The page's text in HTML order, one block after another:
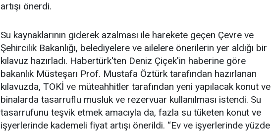
artışı önerdi.
Su kaynaklarının giderek azalması ile harekete geçen Çevre ve
Şehircilik Bakanlığı, belediyelere ve ailelere önerilerin yer aldığı bir
kılavuz hazırladı. Habertürk'ten Deniz Çiçek'in haberine göre
bakanlık Müsteşarı Prof. Mustafa Öztürk tarafından hazırlanan
kılavuzda, TOKİ ve müteahhitler tarafından yeni yapılacak konut ve
binalarda tasarruflu musluk ve rezervuar kullanılması istendi. Su
tasarrufunu teşvik etmek amacıyla da, fazla su tüketen konut ve
işyerlerinde kademeli fiyat artışı önerildi. “Ev ve işyerlerinde yüzde